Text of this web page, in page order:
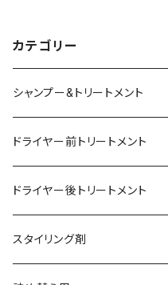
カテゴリー
シャンプー&トリートメント
シャンプー
トリートメント
スペシャルトリートメント
ドライヤー前トリートメント
ヘアミスト
ヘアオイル
ドライヤー後トリートメント
ヘアオイル
スタイリング剤